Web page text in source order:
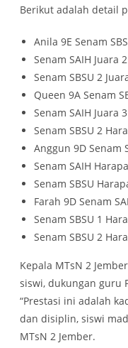
Berikut adalah detail
Anila 9E Senam
Senam SAIH Juara 2
Senam SBSU 2
Queen 9A Senam
Senam SAIH Juara 3
Senam SBSU 2
Anggun 9D Senam
Senam SAIH
Senam SBSU
Farah 9D Senam
Senam SBSU 1
Senam SBSU 2
Kepala MTsN 2
siswi, dukungan guru
“Prestasi ini adalah
dan disiplin, siswi
MTsN 2 Jember.